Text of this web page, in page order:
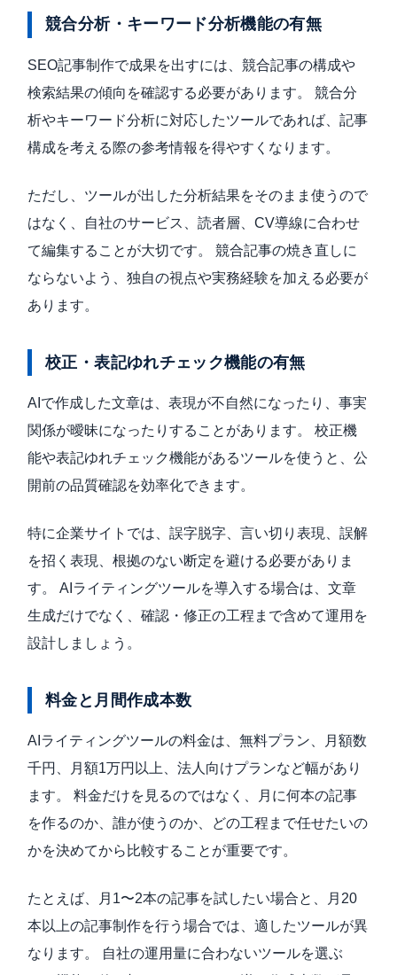
競合分析・キーワード分析機能の有無
SEO記事制作で成果を出すには、競合記事の構成や
検索結果の傾向を確認する必要があります。 競合分
析やキーワード分析に対応したツールであれば、記事
構成を考える際の参考情報を得やすくなります。
ただし、ツールが出した分析結果をそのまま使うので
はなく、自社のサービス、読者層、CV導線に合わせ
て編集することが大切です。 競合記事の焼き直しに
ならないよう、独自の視点や実務経験を加える必要が
あります。
校正・表記ゆれチェック機能の有無
AIで作成した文章は、表現が不自然になったり、事実
関係が曖昧になったりすることがあります。 校正機
能や表記ゆれチェック機能があるツールを使うと、公
開前の品質確認を効率化できます。
特に企業サイトでは、誤字脱字、言い切り表現、誤解
を招く表現、根拠のない断定を避ける必要がありま
す。 AIライティングツールを導入する場合は、文章
生成だけでなく、確認・修正の工程まで含めて運用を
設計しましょう。
料金と月間作成本数
AIライティングツールの料金は、無料プラン、月額数
千円、月額1万円以上、法人向けプランなど幅があり
ます。 料金だけを見るのではなく、月に何本の記事
を作るのか、誰が使うのか、どの工程まで任せたいの
かを決めてから比較することが重要です。
たとえば、月1〜2本の記事を試したい場合と、月20
本以上の記事制作を行う場合では、適したツールが異
なります。 自社の運用量に合わないツールを選ぶ